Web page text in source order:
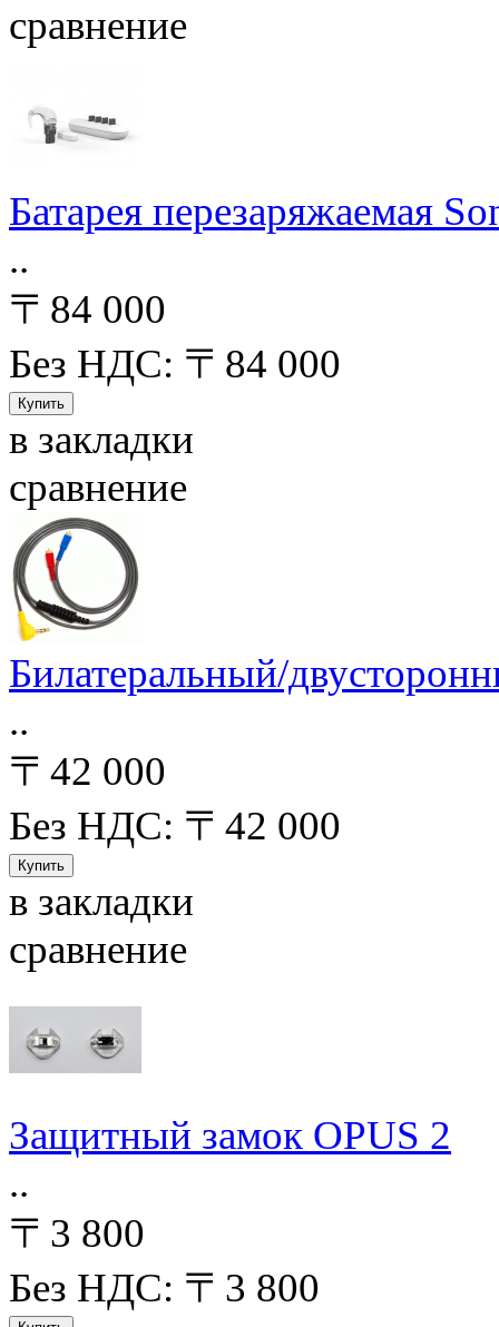
сравнение
Батарея перезаряжаемая
..
〒84 000
Без НДС: 〒84 000
в закладки
сравнение
Билатеральный/
..
〒42 000
Без НДС: 〒42 000
в закладки
сравнение
Защитный замок OPUS 2
..
〒3 800
Без НДС: 〒3 800